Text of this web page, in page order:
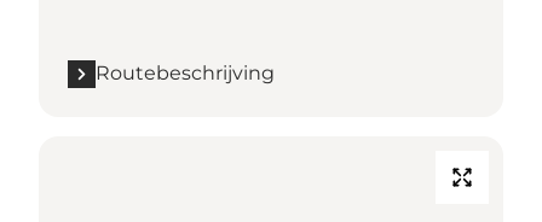
Routebeschrijving